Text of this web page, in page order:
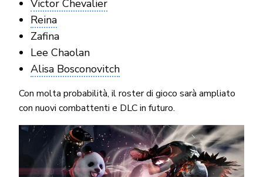
Victor Chevalier
Reina
Zafina
Lee Chaolan
Alisa Bosconovitch
Con molta probabilità, il roster di gioco sarà ampliato
con nuovi combattenti e DLC in futuro.